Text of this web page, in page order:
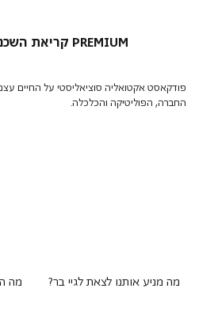
קריאת השכמה PREMIUM
פודקאסט אקטואליה סוציאליסטי על החיים
החברה, הפוליטיקה והכלכלה.
מה מניע אותנו לצאת לגיי בר? מה